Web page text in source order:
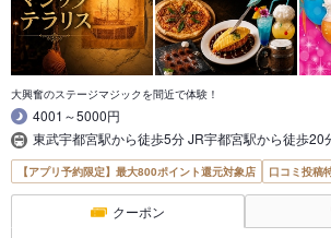
大興奮のステージマジックを間近で体験！
4001～5000円
東武宇都宮駅から徒歩5分 JR宇都宮駅から徒歩20
【アプリ予約限定】最大800ポイント還元対象店 口コミ投稿
クーポン